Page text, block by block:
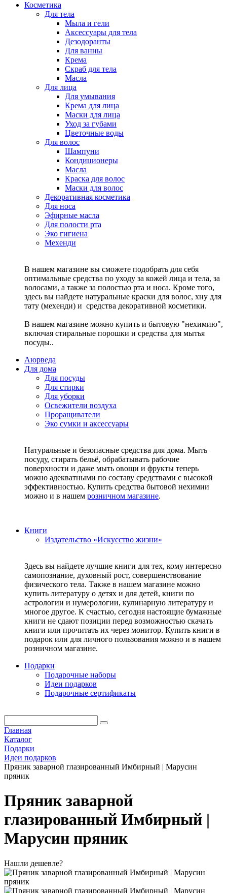
Косметика
Для тела
Мыла и гели
Аксессуары для тела
Дезодоранты
Для ванны
Крема
Скраб для тела
Масла
Для лица
Для умывания
Крема для лица
Маски для лица
Уход за губами
Цветочные воды
Для волос
Шампуни
Кондиционеры
Масла
Краска для волос
Маски для волос
Декоративная косметика
Для носа
Эфирные масла
Для полости рта
Эко гигиена
Мехенди
В нашем магазине вы сможете подобрать для себя
оптимальные средства по уходу за кожей лица и тела, за
волосами, а также за полостью рта и носа. Кроме того,
здесь вы найдете натуральные краски для волос, хну для
тату (мехенди) и средства декоративной косметики.
В нашем магазине можно купить и бытовую "нехимию",
включая стиральные порошки и средства для мытья
посуды..
Аюрведа
Для дома
Для посуды
Для стирки
Для уборки
Освежители воздуха
Проращиватели
Эко сумки и аксессуары
Натуральные и безопасные средства для дома. Мыть
посуду, стирать бельё, обрабатывать рабочие
поверхности и даже мыть овощи и фрукты теперь
можно адекватными по составу средствами с высокой
эффективностью. Купить средства бытовой нехимии
можно и в нашем розничном магазине.
Книги
Издательство «Искусство жизни»
Здесь вы найдете лучшие книги для тех, кому интересно
самопознание, духовный рост, совершенствование
физического тела. Также в нашем магазине можно
купить литературу о детях и для детей, книги по
астрологии и нумерологии, кулинарную литературу и
многое другое. К счастью, сегодня настоящие бумажные
книги не сдают позиции перед возможностью скачать
книги или прочитать их через монитор. Купить книги в
подарок или для личного пользования можно и в нашем
розничном магазине.
Подарки
Подарочные наборы
Идеи подарков
Подарочные сертификаты
Главная
Каталог
Подарки
Идеи подарков
Пряник заварной глазированный Имбирный | Марусин
пряник
Пряник заварной
глазированный Имбирный |
Марусин пряник
Нашли дешевле?